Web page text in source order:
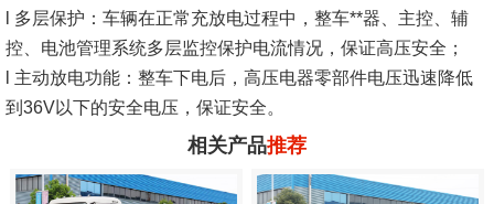
多层保护：车辆在正常充放电过程中，整车**器、主控、辅
控、电池管理系统多层监控保护电流情况，保证高压安全；
主动放电功能：整车下电后，高压电器零部件电压迅速降低
到36V以下的安全电压，保证安全。
相关产品推荐